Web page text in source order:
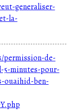
generaliser-
la-
permission-de-
5-minutes-pour-
ouaihid-ben-